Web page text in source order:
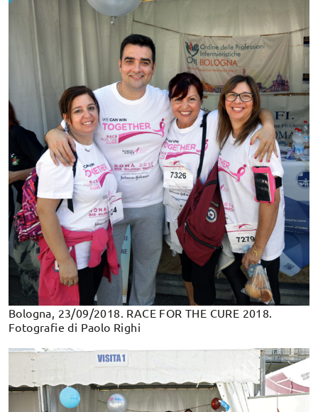
Bologna, 23/09/2018. RACE FOR THE CURE 2018.
Fotografie di Paolo Righi